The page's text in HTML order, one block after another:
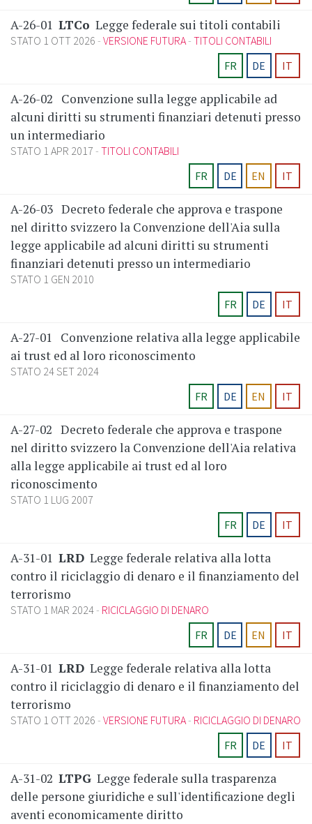
A-26-01 LTCo Legge federale sui titoli contabili
STATO 1 OTT 2026 VERSIONE FUTURA TITOLI CONTABILI
FR
DE IT
A-26-02
Convenzione sulla legge applicabile ad
alcuni diritti su strumenti finanziari detenuti presso
un intermediario
STATO 1 APR 2017 TITOLI CONTABILI
FR
DE EN IT
A-26-03 Decreto federale che approva e traspone
nel diritto svizzero la Convenzione dell'Aia sulla
legge applicabile ad alcuni diritti su strumenti
finanziari detenuti presso un intermediario
STATO 1 GEN 2010
FR
DE IT
A-27-01
Convenzione relativa alla legge applicabile
ai trust ed al loro riconoscimento
STATO 24 SET 2024
FR
DE EN IT
A-27-02 Decreto federale che approva e traspone
nel diritto svizzero la Convenzione dell'Aia relativa
alla legge applicabile ai trust ed al loro
riconoscimento
STATO 1 LUG 2007
FR
DE IT
A-31-01 LRD Legge federale relativa alla lotta
contro il riciclaggio di denaro e il finanziamento del
terrorismo
STATO 1 MAR 2024 RICICLAGGIO DI DENARO
FR
DE EN IT
A-31-01 LRD Legge federale relativa alla lotta
contro il riciclaggio di denaro e il finanziamento del
terrorismo
STATO 1 OTT 2026 VERSIONE FUTURA RICICLAGGIO DI DENARO
FR
DE IT
A-31-02 LTPG Legge federale sulla trasparenza
delle persone giuridiche e sull'identificazione degli
aventi economicamente diritto